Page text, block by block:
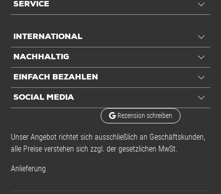
SERVICE
INTERNATIONAL
NACHHALTIG
EINFACH BEZAHLEN
SOCIAL MEDIA
Rezension schreiben
Unser Angebot richtet sich ausschließlich an Geschäftskunden,
alle Preise verstehen sich zzgl. der gesetzlichen MwSt.
Anlieferung